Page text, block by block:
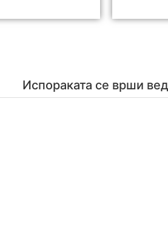
Испораката се врши